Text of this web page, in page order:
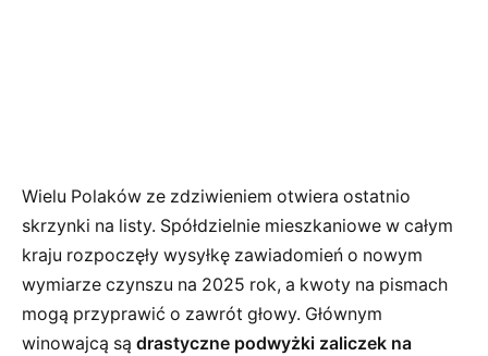
Wielu Polaków ze zdziwieniem otwiera ostatnio
skrzynki na listy. Spółdzielnie mieszkaniowe w całym
kraju rozpoczęły wysyłkę zawiadomień o nowym
wymiarze czynszu na 2025 rok, a kwoty na pismach
mogą przyprawić o zawrót głowy. Głównym
winowajcą są drastyczne podwyżki zaliczek na